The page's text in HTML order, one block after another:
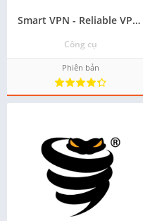
Smart VPN - Reliable VPN tải ứng dụng miễn phí cho android
Công cụ
Phiên bản